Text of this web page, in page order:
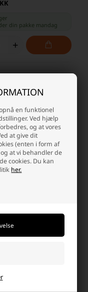
en funktionel
Ved hjælp
og at vores
at give dit
(enten i form af
at vi behandler de
cookies. Du kan
her.
din pakke mandag
+